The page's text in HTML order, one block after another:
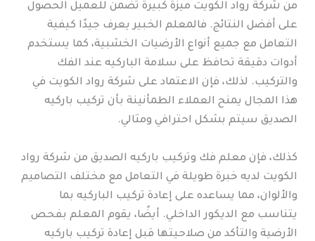
من شركة رواد الكويت ميزة كبيرة تضمن للعميل الحصول
على أفضل النتائج. فالمعلم الخبير يعرف جيدًا كيفية
التعامل مع جميع أنواع الأرضيات الخشبية، كما يستخدم
أدوات دقيقة تحافظ على سلامة الباركيه عند الفك
والتركيب. لذلك، فإن الاعتماد على شركة رواد الكويت في
هذا المجال يمنح العملاء الطمأنينة بأن تركيب باركيه
الصديق سيتم بشكل احترافي ومثالي.
كذلك، فإن معلم فك وتركيب باركيه الصديق من شركة رواد
الكويت لديه خبرة طويلة في التعامل مع مختلف التصاميم
والألوان، مما يساعده على إعادة تركيب الباركيه بما
يتناسب مع الديكور الداخلي. أيضًا، يقوم المعلم بفحص
الأرضية والتأكد من صلاحيتها قبل إعادة تركيب باركيه